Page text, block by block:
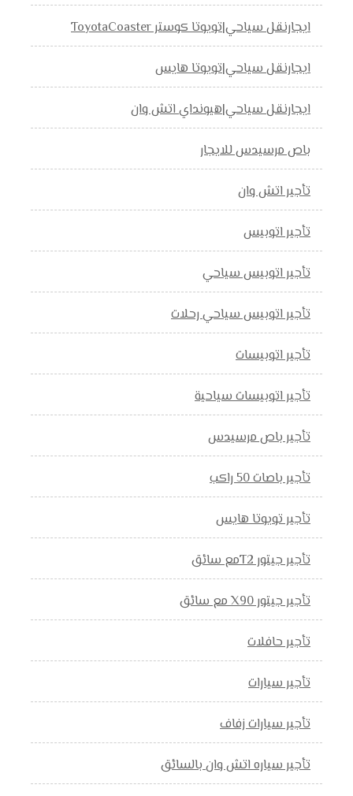
ايجارنقل سياحي|تويوتا كوستر ToyotaCoaster
ايجارنقل سياحي|تويوتا هايس
ايجارنقل سياحي|هيونداي اتش وان
باص مرسيدس للايجار
تأجير اتش وان
تأجير اتوبيس
تأجير اتوبيس سياحي
تأجير اتوبيس سياحي رحلات
تأجير اتوبيسات
تأجير اتوبيسات سياحية
تأجير باص مرسيدس
تأجير باصات 50 راكب
تأجير تويوتا هايس
تأجير جيتور T2مع سائق
تأجير جيتور X90 مع سائق
تأجير حافلات
تأجير سيارات
تأجير سيارات زفاف
تأجير سياره اتش وان بالسائق